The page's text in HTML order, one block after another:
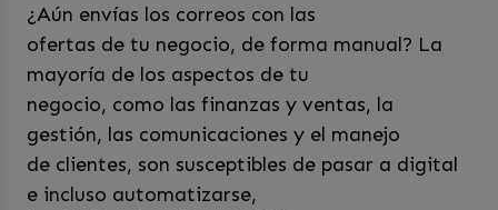
¿Aún envías los correos con las
ofertas de tu negocio, de forma manual? La
mayoría de los aspectos de tu
negocio, como las finanzas y ventas, la
gestión, las comunicaciones y el manejo
de clientes, son susceptibles de pasar a digital
e incluso automatizarse,